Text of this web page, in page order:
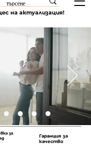
на актуализация!
за
Гаранция за
качество